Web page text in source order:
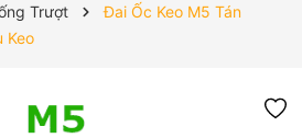
Trượt
Đai Ốc Keo M5 Tán
Keo